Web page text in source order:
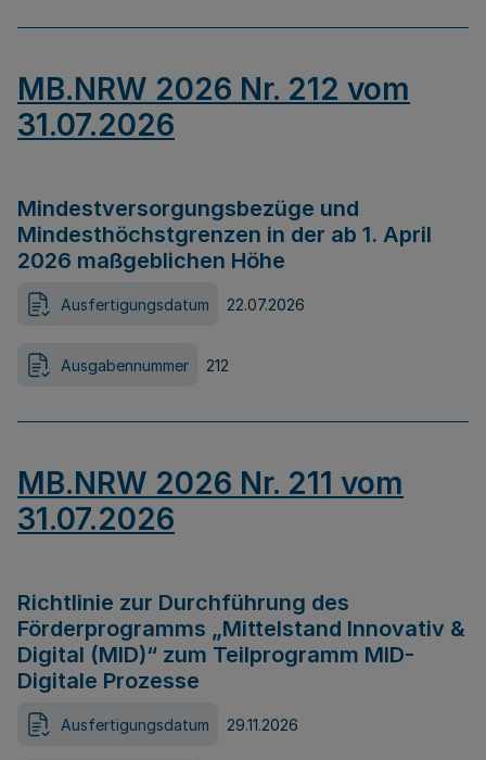
MB.NRW 2026 Nr. 212 vom
31.07.2026
Mindestversorgungsbezüge und
Mindesthöchstgrenzen in der ab 1. April
2026 maßgeblichen Höhe
Ausfertigungsdatum 22.07.2026
Ausgabennummer 212
MB.NRW 2026 Nr. 211 vom
31.07.2026
Richtlinie zur Durchführung des
Förderprogramms „Mittelstand Innovativ &
Digital (MID)“ zum Teilprogramm MID-
Digitale Prozesse
Ausfertigungsdatum 29.11.2026